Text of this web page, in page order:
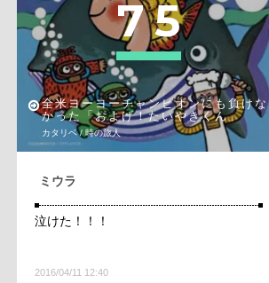
75
全米ヨーヨーチャンピオンにも負けな
かった「およげ！たいやきくん」
カタリベ / 時の旅人
ミウラ
泣けた！！！
2016/04/11 12:40